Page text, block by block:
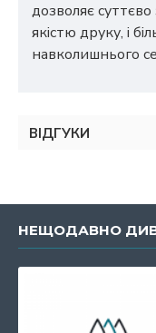
дозволяє
якістю друку, і
навколишнього
ВІДГУКИ
НЕЩОДАВНО